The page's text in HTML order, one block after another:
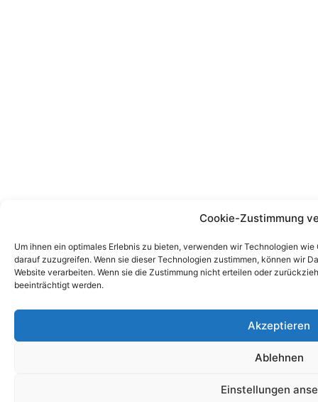
Cookie-Zustimmung
Um ihnen ein optimales Erlebnis zu bieten, verwenden wir Technologien
darauf zuzugreifen. Wenn sie dieser Technologien zustimmen, können wir
Website verarbeiten. Wenn sie die Zustimmung nicht erteilen oder
beeinträchtigt werden.
Akzeptieren
Ablehnen
Einstellungen